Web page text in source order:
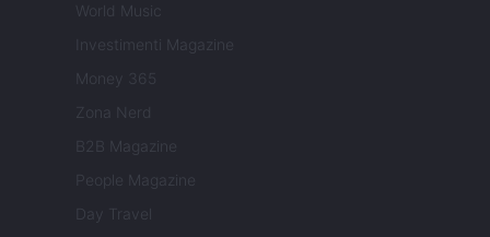
World Music
Investimenti Magazine
Money 365
Zona Nerd
B2B Magazine
People Magazine
Day Travel